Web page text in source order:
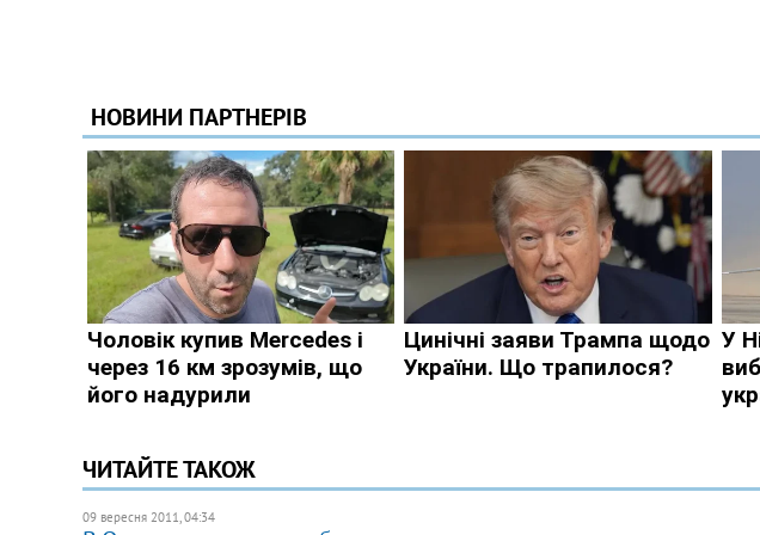
ЧИТАЙТЕ ТАКОЖ
09 вересня 2011, 04:34